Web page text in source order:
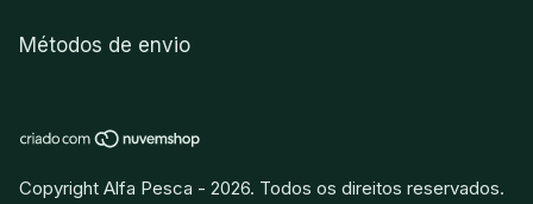
Métodos de envio
Copyright Alfa Pesca - 2026. Todos os direitos reservados.